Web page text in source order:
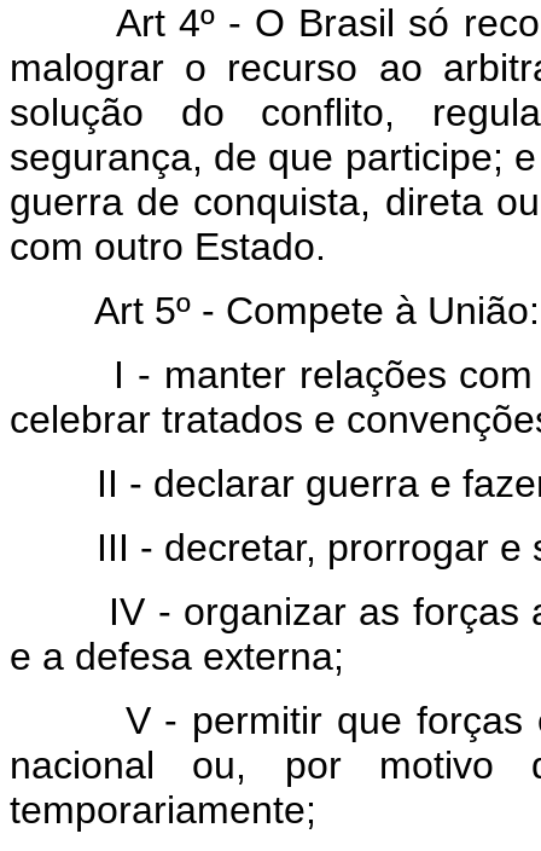
Art 4º - O Brasil só
malograr o recurso ao
solução do conflito,
segurança, de que participe;
guerra de conquista, direta
com outro Estado.
Art 5º - Compete à União:
I - manter relações
celebrar tratados e
II - declarar guerra e
III - decretar, prorrogar
IV - organizar as forças
e a defesa externa;
V - permitir que forças
nacional ou, por motivo
temporariamente;